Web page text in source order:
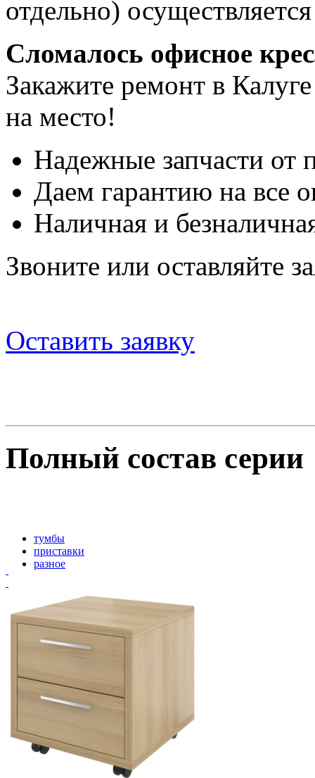
отдельно)
Сломалось офисное
Закажите ремонт в
на место!
Надежные запчасти от
Даем гарантию на все
Наличная и
Звоните или оставляйте
Оставить заявку
Полный состав серии
тумбы
приставки
разное